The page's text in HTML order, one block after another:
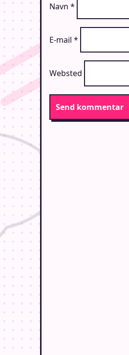
Navn *
E-mail *
Websted